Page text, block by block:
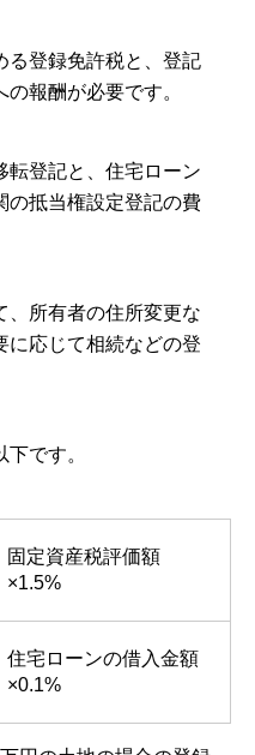
る登録免許税と、登記
報酬が必要です。
転登記と、住宅ローン
の抵当権設定登記の費
、所有者の住所変更な
に応じて相続などの登
です。
固定資産税評価額
×1.5%
住宅ローンの借入金額
×0.1%